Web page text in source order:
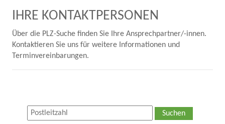
IHRE KONTAKTPERSONEN
Über die PLZ-Suche finden Sie Ihre Ansprechpartner/-innen.
Kontaktieren Sie uns für weitere Informationen und
Terminvereinbarungen.
Suchen